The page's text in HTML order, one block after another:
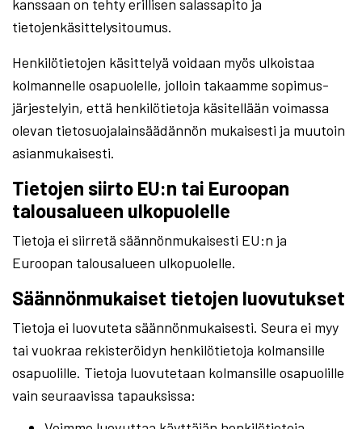
kanssaan on tehty erillisen salassapito ja
tietojenkäsittelysitoumus.
Henkilötietojen käsittelyä voidaan myös ulkoistaa
kolmannelle osapuolelle, jolloin takaamme sopimus-
järjestelyin, että henkilötietoja käsitellään voimassa
olevan tietosuojalainsäädännön mukaisesti ja muutoin
asianmukaisesti.
Tietojen siirto EU:n tai Euroopan
talousalueen ulkopuolelle
Tietoja ei siirretä säännönmukaisesti EU:n ja
Euroopan talousalueen ulkopuolelle.
Säännönmukaiset tietojen luovutukset
Tietoja ei luovuteta säännönmukaisesti. Seura ei myy
tai vuokraa rekisteröidyn henkilötietoja kolmansille
osapuolille. Tietoja luovutetaan kolmansille osapuolille
vain seuraavissa tapauksissa: